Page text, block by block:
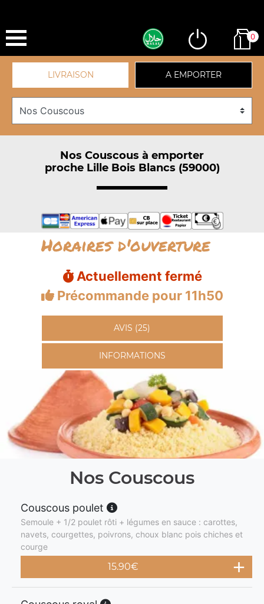
0
LIVRAISON A EMPORTER
Nos Couscous à emporter
proche Lille Bois Blancs (59000)
Horaires d'ouverture
Actuellement fermé
Précommande pour 11h50
AVIS (25)
INFORMATIONS
Nos Couscous
Couscous poulet
Semoule + 1/2 poulet rôti + légumes en sauce : carottes,
navets, courgettes, poivrons, choux blanc pois chiches et
courge
15.90€